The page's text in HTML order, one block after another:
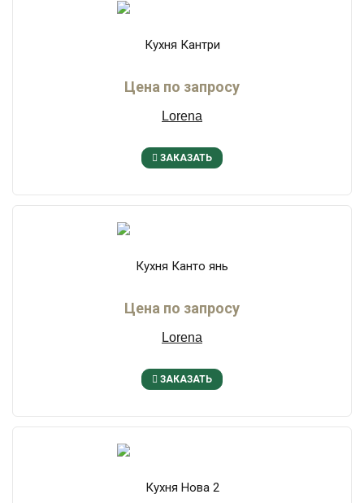
Кухня Кантри
Цена по запросу
Lorena
ЗАКАЗАТЬ
Кухня Канто янь
Цена по запросу
Lorena
ЗАКАЗАТЬ
Кухня Нова 2